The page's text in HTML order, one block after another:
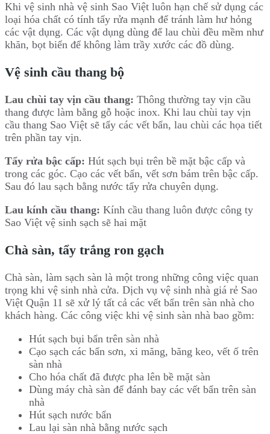
Khi vệ sinh nhà vệ sinh Sao Việt luôn hạn chế sử dụng các
loại hóa chất có tính tẩy rửa mạnh để tránh làm hư hỏng
các vật dụng. Các vật dụng dùng để lau chùi đều mềm như
khăn, bọt biển để không làm trầy xước các đồ dùng.
Vệ sinh cầu thang bộ
Lau chùi tay vịn cầu thang: Thông thường tay vịn cầu
thang được làm bằng gỗ hoặc inox. Khi lau chùi tay vịn
cầu thang Sao Việt sẽ tẩy các vết bẩn, lau chùi các họa tiết
trên phần tay vịn.
Tẩy rửa bậc cấp: Hút sạch bụi trên bề mặt bậc cấp và
trong các góc. Cạo các vết bẩn, vết sơn bám trên bậc cấp.
Sau đó lau sạch bằng nước tẩy rửa chuyên dụng.
Lau kính cầu thang: Kính cầu thang luôn được công ty
Sao Việt vệ sinh sạch sẽ hai mặt
Chà sàn, tẩy trắng ron gạch
Chà sàn, làm sạch sàn là một trong những công việc quan
trọng khi vệ sinh nhà cửa. Dịch vụ vệ sinh nhà giá rẻ Sao
Việt Quận 11 sẽ xử lý tất cả các vết bẩn trên sàn nhà cho
khách hàng. Các công việc khi vệ sinh sàn nhà bao gồm:
Hút sạch bụi bẩn trên sàn nhà
Cạo sạch các bẩn sơn, xi măng, băng keo, vết ố trên
sàn nhà
Cho hóa chất đã được pha lên bề mặt sàn
Dùng máy chà sàn để đánh bay các vết bẩn trên sàn
nhà
Hút sạch nước bẩn
Lau lại sàn nhà bằng nước sạch